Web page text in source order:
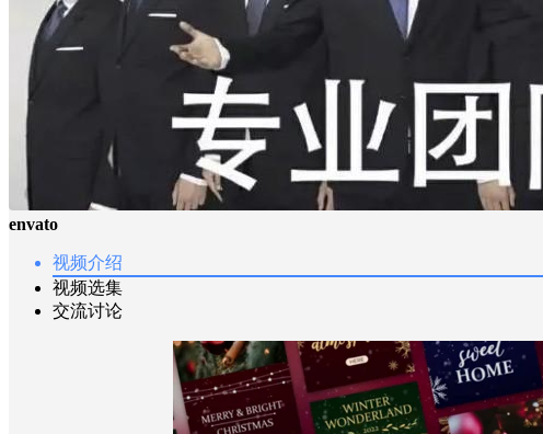
envato
视频介绍
视频选集
交流讨论